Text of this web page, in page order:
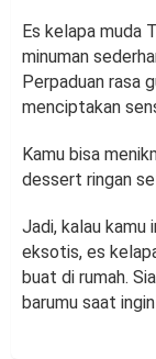
Es kelapa muda
minuman
Perpaduan rasa
menciptakan
Kamu bisa
dessert ringan
Jadi, kalau kamu
eksotis, es
buat di rumah.
barumu saat